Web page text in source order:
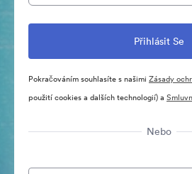
Pokračováním souhlasíte s našimi Zásady
použití cookies a dalších technologií) a
Nebo